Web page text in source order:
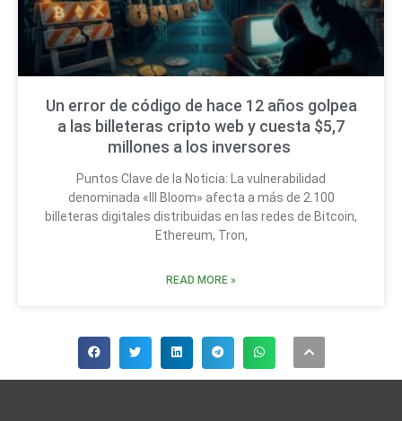
Un error de código de hace 12 años golpea
a las billeteras cripto web y cuesta $5,7
millones a los inversores
Puntos Clave de la Noticia: La vulnerabilidad
denominada «Ill Bloom» afecta a más de 2.100
billeteras digitales distribuidas en las redes de Bitcoin,
Ethereum, Tron,
READ MORE »